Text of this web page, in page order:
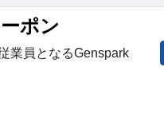
ポン
業員となるGenspark